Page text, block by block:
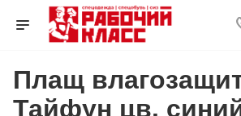
Плащ
Тайфун цв.